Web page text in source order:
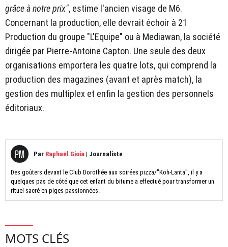
grâce à notre prix", estime l'ancien visage de M6.
Concernant la production, elle devrait échoir à 21
Production du groupe "L'Equipe" ou à Mediawan, la société
dirigée par Pierre-Antoine Capton. Une seule des deux
organisations emportera les quatre lots, qui comprend la
production des magazines (avant et après match), la
gestion des multiplex et enfin la gestion des personnels
éditoriaux.
Par Raphaël Gioia | Journaliste
Des goûters devant le Club Dorothée aux soirées pizza/"Koh-Lanta", il y a
quelques pas de côté que cet enfant du bitume a effectué pour transformer un
rituel sacré en piges passionnées.
MOTS CLÉS